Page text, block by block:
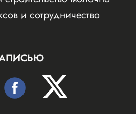
и сотрудничество